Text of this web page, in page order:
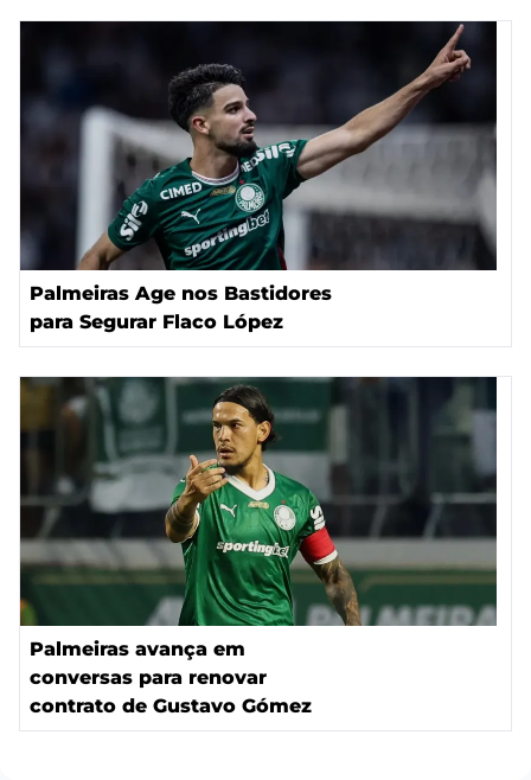
Palmeiras Age nos Bastidores
para Segurar Flaco López
Palmeiras avança em
conversas para renovar
contrato de Gustavo Gómez